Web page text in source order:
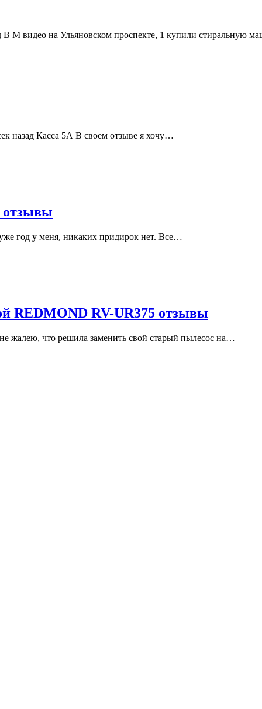
В М видео на Ульяновском проспекте, 1 купили стиральную
назад Касса 5А В своем отзыве я хочу…
отзывы
год у меня, никаких придирок нет. Все…
REDMOND RV-UR375 отзывы
жалею, что решила заменить свой старый пылесос на…